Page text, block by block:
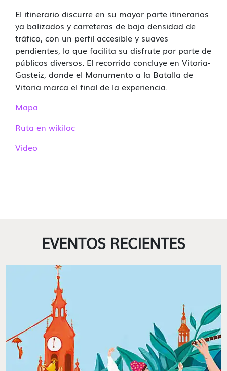
El itinerario discurre en su mayor parte itinerarios
ya balizados y carreteras de baja densidad de
tráfico, con un perfil accesible y suaves
pendientes, lo que facilita su disfrute por parte de
públicos diversos. El recorrido concluye en Vitoria-
Gasteiz, donde el Monumento a la Batalla de
Vitoria marca el final de la experiencia.
Mapa
Ruta en wikiloc
Video
EVENTOS RECIENTES